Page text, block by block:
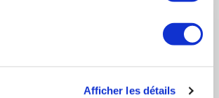
Afficher les détails